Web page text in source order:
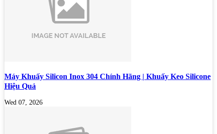
Máy Khuấy Silicon Inox 304 Chính Hãng | Khuấy Keo Silicone
Hiệu Quả
Wed 07, 2026